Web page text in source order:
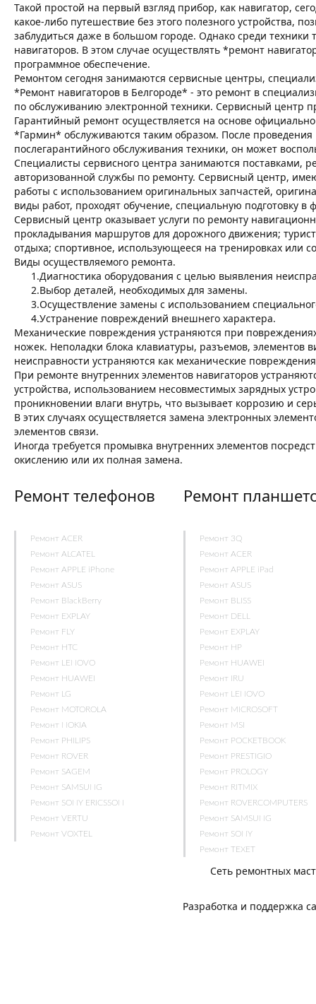
Такой простой на первый взгляд прибор, как навигатор,
какое-либо путешествие без этого полезного устройства,
заблудиться даже в большом городе. Однако среди
навигаторов. В этом случае осуществлять *ремонт
программное обеспечение.
Ремонтом сегодня занимаются сервисные центры,
*Ремонт навигаторов в Белгороде* - это ремонт в
по обслуживанию электронной техники. Сервисный центр
Гарантийный ремонт осуществляется на основе
*Гармин* обслуживаются таким образом. После проведения
послегарантийного обслуживания техники, он может
Специалисты сервисного центра занимаются поставками,
авторизованной службы по ремонту. Сервисный центр,
работы с использованием оригинальных запчастей,
виды работ, проходят обучение, специальную подготовку в
Сервисный центр оказывает услуги по ремонту
прокладывания маршрутов для дорожного движения;
отдыха; спортивное, использующееся на тренировках или
Виды осуществляемого ремонта.
1.Диагностика оборудования с целью выявления
2.Выбор деталей, необходимых для замены.
3.Осуществление замены с использованием
4.Устранение повреждений внешнего характера.
Механические повреждения устраняются при
ножек. Неполадки блока клавиатуры, разъемов, элементов
неисправности устраняются как механические
При ремонте внутренних элементов навигаторов
устройства, использованием несовместимых зарядных
проникновении влаги внутрь, что вызывает коррозию и
В этих случаях осуществляется замена электронных
элементов связи.
Иногда требуется промывка внутренних элементов
окислению или их полная замена.
Ремонт телефонов
Ремонт ACER
Ремонт ALCATEL
Ремонт APPLE iPhone
Ремонт ASUS
Ремонт BlackBerry
Ремонт EXPLAY
Ремонт FLY
Ремонт HTC
Ремонт LENOVO
Ремонт HUAWEI
Ремонт LG
Ремонт MOTOROLA
Ремонт NOKIA
Ремонт PHILIPS
Ремонт ROVER
Ремонт SAGEM
Ремонт SAMSUNG
Ремонт SONY ERICSSON
Ремонт VERTU
Ремонт VOXTEL
Ремонт
Ремонт 3Q
Ремонт ACER
Ремонт APPLE iPad
Ремонт ASUS
Ремонт BLISS
Ремонт DELL
Ремонт EXPLAY
Ремонт HP
Ремонт HUAWEI
Ремонт IRU
Ремонт LENOVO
Ремонт MICROSOFT
Ремонт MSI
Ремонт POCKETBOOK
Ремонт PRESTIGIO
Ремонт PROLOGY
Ремонт RITMIX
Ремонт ROVERCOMPUTERS
Ремонт SAMSUNG
Ремонт SONY
Ремонт TEXET
Сеть ремонтных
Разработка и поддержка